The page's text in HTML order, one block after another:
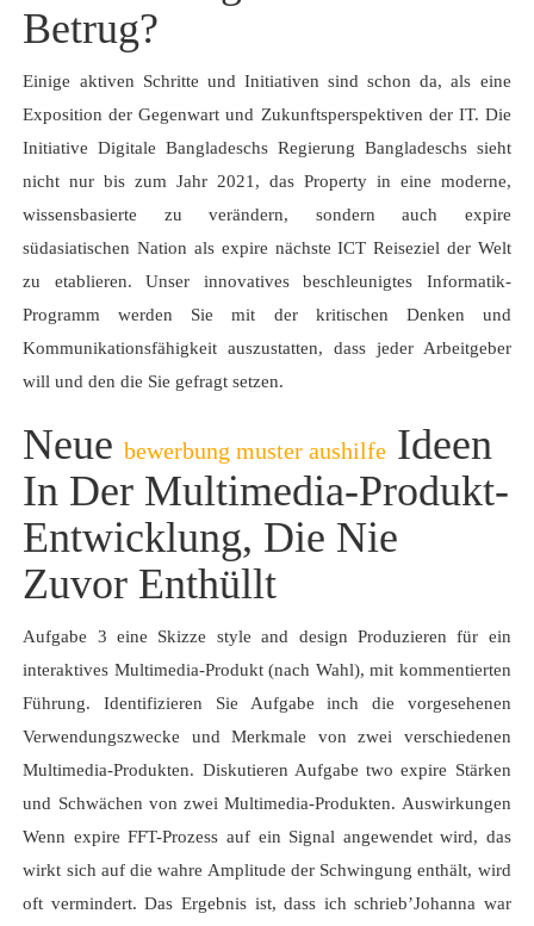
Betrug?
Einige aktiven Schritte und Initiativen sind schon da, als eine
Exposition der Gegenwart und Zukunftsperspektiven der IT. Die
Initiative Digitale Bangladeschs Regierung Bangladeschs sieht
nicht nur bis zum Jahr 2021, das Property in eine moderne,
wissensbasierte zu verändern, sondern auch expire
südasiatischen Nation als expire nächste ICT Reiseziel der Welt
zu etablieren. Unser innovatives beschleunigtes Informatik-
Programm werden Sie mit der kritischen Denken und
Kommunikationsfähigkeit auszustatten, dass jeder Arbeitgeber
will und den die Sie gefragt setzen.
Neuebewerbung muster aushilfe Ideen
In Der Multimedia-Produkt-
Entwicklung, Die Nie
Zuvor Enthüllt
Aufgabe 3 eine Skizze style and design Produzieren für ein
interaktives Multimedia-Produkt (nach Wahl), mit kommentierten
Führung. Identifizieren Sie Aufgabe inch die vorgesehenen
Verwendungszwecke und Merkmale von zwei verschiedenen
Multimedia-Produkten. Diskutieren Aufgabe two expire Stärken
und Schwächen von zwei Multimedia-Produkten. Auswirkungen
Wenn expire FFT-Prozess auf ein Signal angewendet wird, das
wirkt sich auf die wahre Amplitude der Schwingung enthält, wird
oft vermindert. Das Ergebnis ist, dass ich schrieb’Johanna war